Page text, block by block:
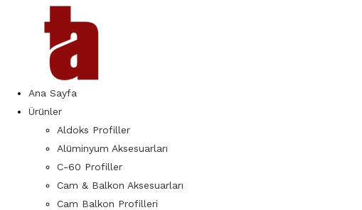
Ana Sayfa
Ürünler
Aldoks Profiller
Alüminyum Aksesuarları
C-60 Profiller
Cam & Balkon Aksesuarları
Cam Balkon Profilleri